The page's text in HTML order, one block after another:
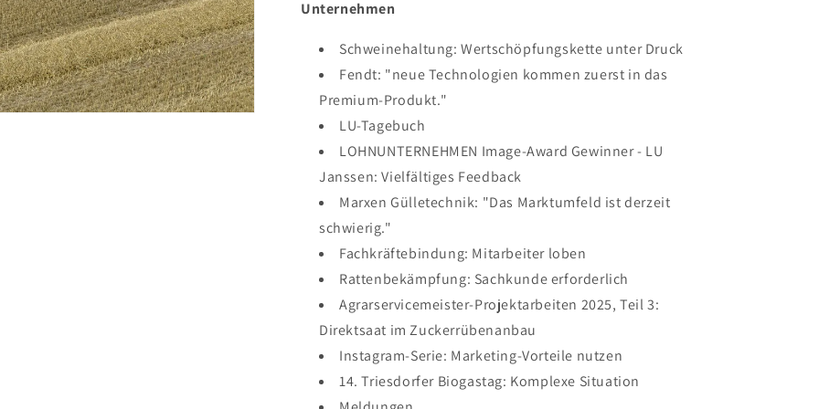
Unternehmen
Schweinehaltung: Wertschöpfungskette unter Druck
Fendt: "neue Technologien kommen zuerst in das
Premium-Produkt."
LU-Tagebuch
LOHNUNTERNEHMEN Image-Award Gewinner - LU
Janssen: Vielfältiges Feedback
Marxen Gülletechnik: "Das Marktumfeld ist derzeit
schwierig."
Fachkräftebindung: Mitarbeiter loben
Rattenbekämpfung: Sachkunde erforderlich
Agrarservicemeister-Projektarbeiten 2025, Teil 3:
Direktsaat im Zuckerrübenanbau
Instagram-Serie: Marketing-Vorteile nutzen
14. Triesdorfer Biogastag: Komplexe Situation